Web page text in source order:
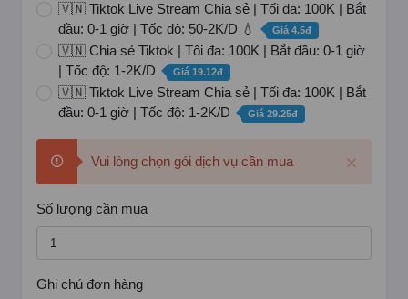
🇻🇳 Tiktok Live Stream Chia sẻ | Tối đa: 100K | Bắt
đầu: 0-1 giờ | Tốc độ: 50-2K/D 💧
Giá 4.5đ
🇻🇳 Chia sẻ Tiktok | Tối đa: 100K | Bắt đầu: 0-1 giờ
| Tốc độ: 1-2K/D
Giá 19.12đ
🇻🇳 Tiktok Live Stream Chia sẻ | Tối đa: 100K | Bắt
đầu: 0-1 giờ | Tốc độ: 1-2K/D
Giá 29.25đ
Vui lòng chọn gói dịch vụ cần mua
Số lượng cần mua
Ghi chú đơn hàng